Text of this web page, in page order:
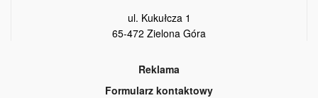
ul. Kukułcza 1
65-472 Zielona Góra
Reklama
Formularz kontaktowy